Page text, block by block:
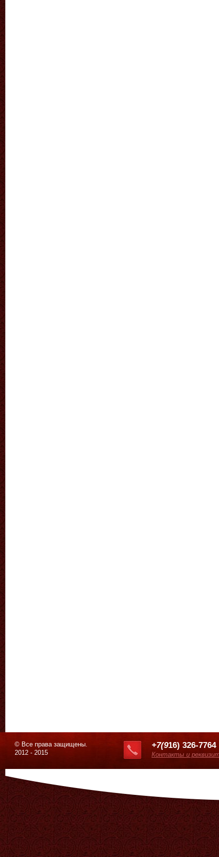
© Все права защищены.
2012 - 2015
+7(916) 326-7764
Контакты и